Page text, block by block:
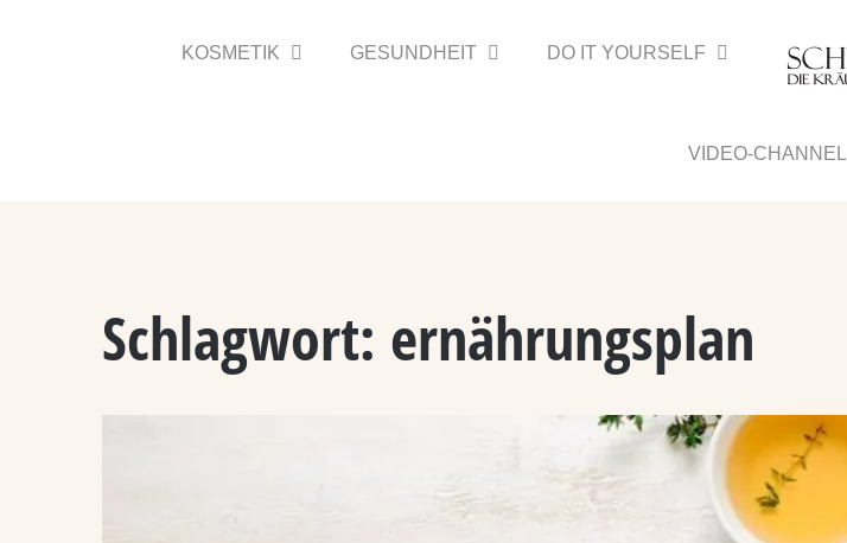
KOSMETIK GESUNDHEIT DO IT YOURSELF
VIDEO-CHANNEL
Schlagwort: ernährungsplan